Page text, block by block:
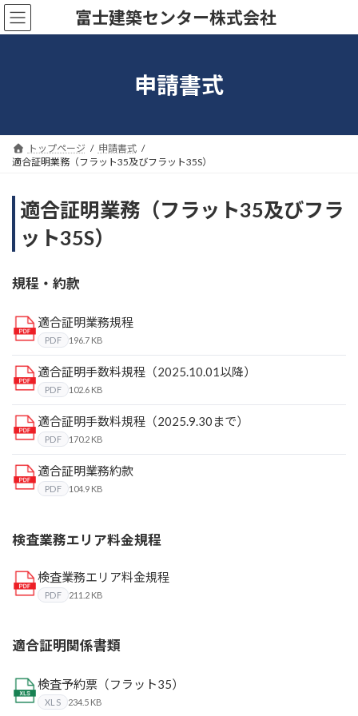
コ
ン
ッ
ナ
ビ
移
富士建築センター株式会社
申請書式
トップページ
申請書式
適合証明業務（フラット35及びフラット35S）
適合証明業務（フラット35及びフラ
ット35S）
規程・約款
適合証明業務規程
PDF 196.7 KB
適合証明手数料規程（2025.10.01以降）
PDF 102.6 KB
適合証明手数料規程（2025.9.30まで）
PDF 170.2 KB
適合証明業務約款
PDF 104.9 KB
検査業務エリア料金規程
検査業務エリア料金規程
PDF 211.2 KB
適合証明関係書類
検査予約票（フラット35）
XLS 234.5 KB